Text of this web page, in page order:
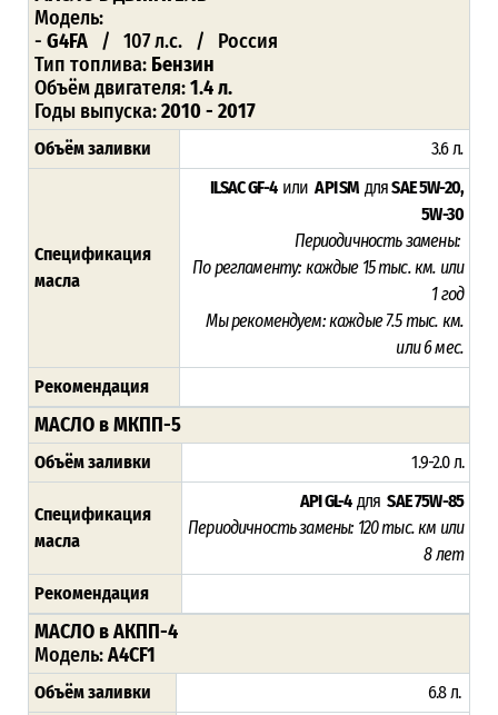
Модель:
- G4FA / 107 л.с. / Россия
Тип топлива: Бензин
Объём двигателя:1.4 л.
Годы выпуска:2010 - 2017
Объём заливки 3.6 л.
Спецификация
масла
ILSAC GF-4 илиAPI SM дляSAE 5W-20,
5W-30
Периодичность замены:
По регламенту: каждые 15 тыс. км. или
1 год
Мы рекомендуем: каждые 7.5 тыс. км.
или 6 мес.
Рекомендация
МАСЛО в МКПП-5
Объём заливки 1.9-2.0 л.
Спецификация
масла
API GL-4 дляSAE 75W-85
Периодичность замены: 120 тыс. км или
8 лет
Рекомендация
МАСЛО в АКПП-4
Модель:A4CF1
Объём заливки 6.8 л.